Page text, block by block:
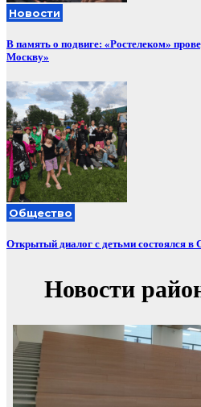
Новости
В память о подвиге: «Ростелеком»
Москву»
Общество
Открытый диалог с детьми состоялся в